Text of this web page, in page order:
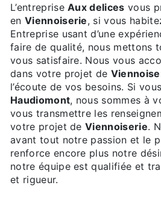
L’entrepriseAux delices vous
en Viennoiserie, si vous
Entreprise usant d’une
faire de qualité, nous mettons
vous satisfaire. Nous vous
dans votre projet de
l’écoute de vos besoins. Si
Haudiomont, nous sommes à
vous transmettre les
votre projet deViennoiserie.
avant tout notre passion et le
renforce encore plus notre
notre équipe est qualifiée et
et rigueur.